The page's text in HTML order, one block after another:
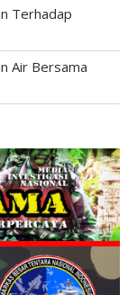
Terhadap
Air Bersama